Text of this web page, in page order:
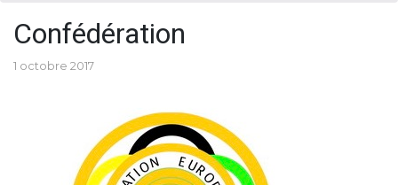
Confédération
1 octobre 2017